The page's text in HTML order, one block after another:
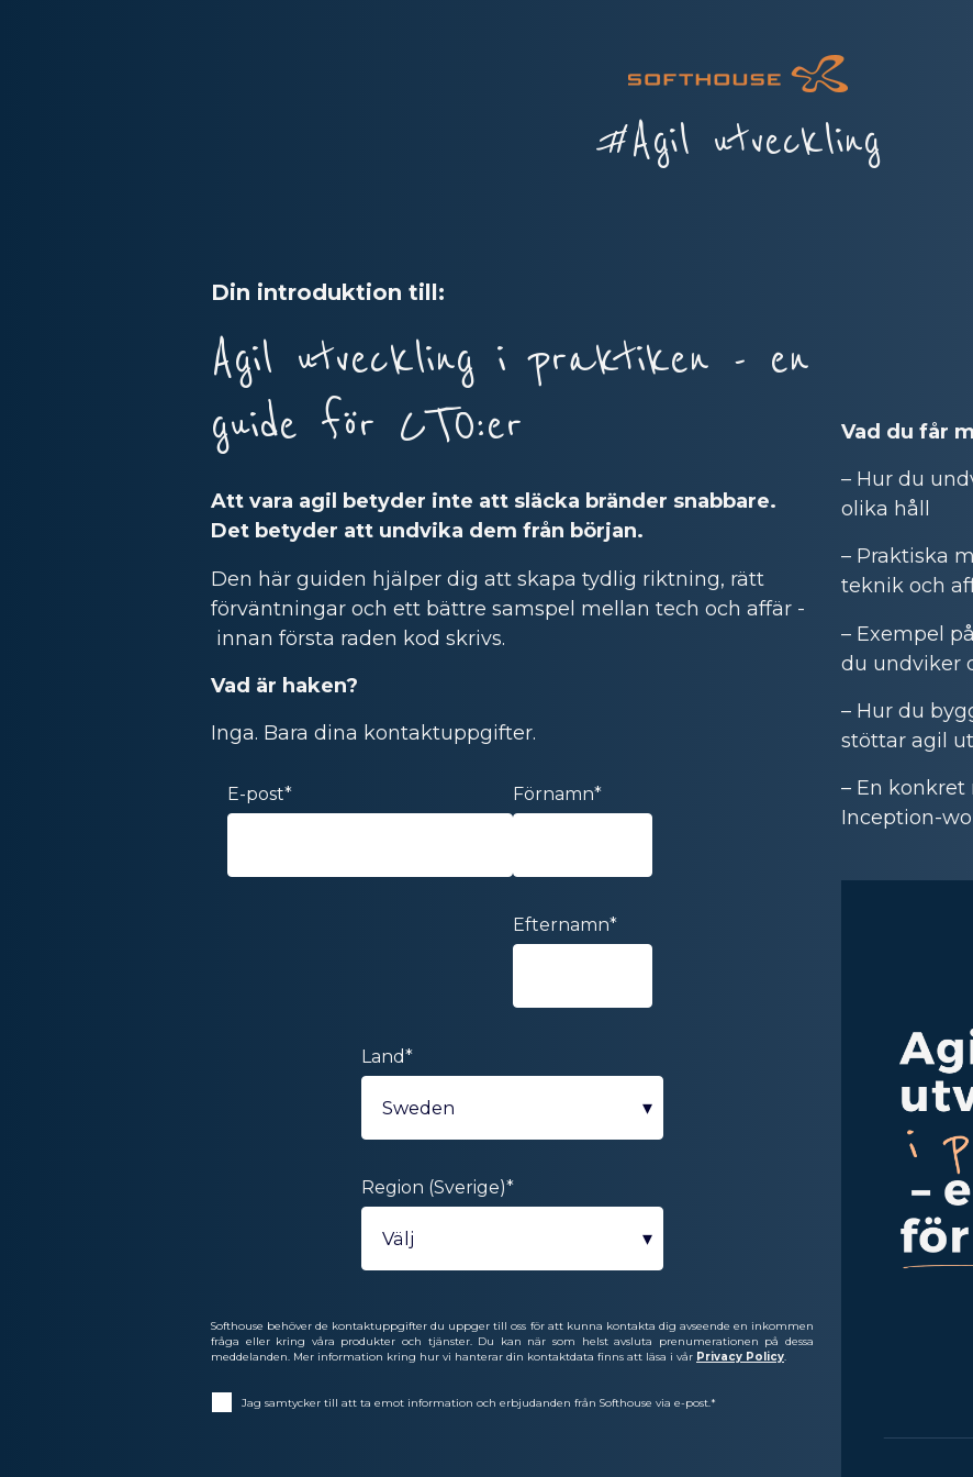
#Agil utveckling
Din introduktion till:
Agil utveckling i praktiken - en
guide för CTO:er
Att vara agil betyder inte att släcka bränder snabbare.
Det betyder att undvika dem från början.
Den här guiden hjälper dig att skapa tydlig riktning, rätt
förväntningar och ett bättre samspel mellan tech och affär -
innan första raden kod skrivs.
Vad är haken?
Inga. Bara dina kontaktuppgifter.
E-post* Förnamn*
Efternamn*
Land*
Region (Sverige)*
Softhouse behöver de kontaktuppgifter du uppger till oss för att kunna kontakta dig avseende en inkommen
fråga eller kring våra produkter och tjänster. Du kan när som helst avsluta prenumerationen på dessa
meddelanden. Mer information kring hur vi hanterar din kontaktdata finns att läsa i vår Privacy Policy
Jag samtycker till att ta emot information och erbjudanden från Softhouse via e-post. *
Vad du får
– Hur du
olika håll
– Praktiska
teknik och
– Exempel
du undviker
– Hur du
stöttar agil
– En
Inception-